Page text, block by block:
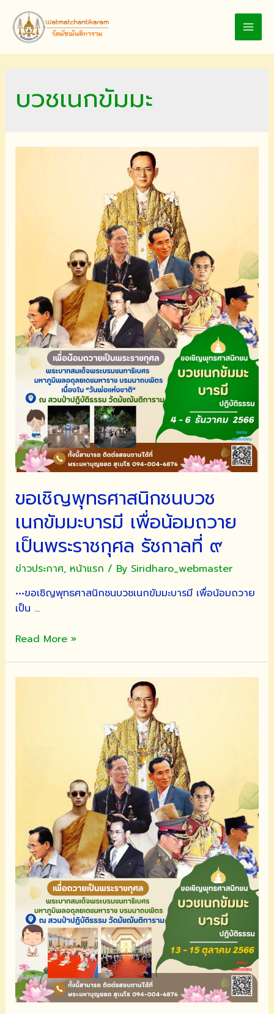
content
บวชเนกขัมมะ
ขอเชิญพุทธศาสนิกชนบวช
เนกขัมมะบารมี เพื่อน้อมถวาย
เป็นพระราชกุศล รัชกาลที่ ๙
ข่าวประกาศ, หน้าแรก / By Siridharo_webmaster
•••ขอเชิญพุทธศาสนิกชนบวชเนกขัมมะบารมี เพื่อน้อมถวาย
เป็น …
ขอ
กุศล
รัชกาล
ที่
๙
Read More »